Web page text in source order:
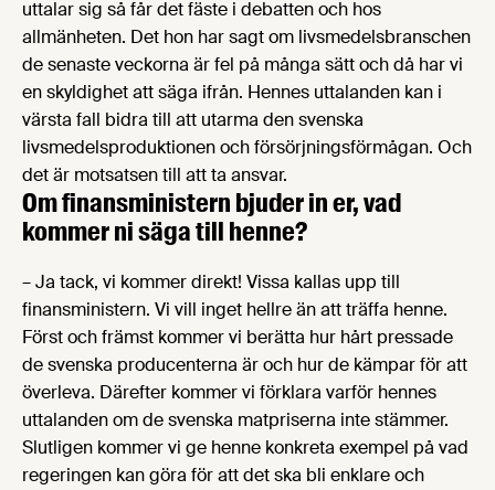
uttalar sig så får det fäste i debatten och hos
allmänheten. Det hon har sagt om livsmedelsbranschen
de senaste veckorna är fel på många sätt och då har vi
en skyldighet att säga ifrån. Hennes uttalanden kan i
värsta fall bidra till att utarma den svenska
livsmedelsproduktionen och försörjningsförmågan. Och
det är motsatsen till att ta ansvar.
Om finansministern bjuder in er, vad
kommer ni säga till henne?
– Ja tack, vi kommer direkt! Vissa kallas upp till
finansministern. Vi vill inget hellre än att träffa henne.
Först och främst kommer vi berätta hur hårt pressade
de svenska producenterna är och hur de kämpar för att
överleva. Därefter kommer vi förklara varför hennes
uttalanden om de svenska matpriserna inte stämmer.
Slutligen kommer vi ge henne konkreta exempel på vad
regeringen kan göra för att det ska bli enklare och